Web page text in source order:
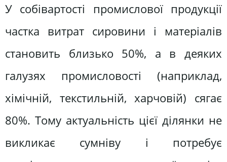
У собівартості промислової продукції
частка витрат сировини і матеріалів
становить близько 50%, а в деяких
галузях промисловості (наприклад,
хімічній, текстильній, харчовій) сягає
80%. Тому актуальність цієї ділянки не
викликає сумніву і потребує